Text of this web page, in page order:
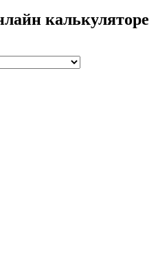
калькуляторе